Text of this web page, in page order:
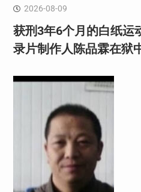
2026-08-09
获刑3年6个月的白纸运
录片制作人陈品霖在狱